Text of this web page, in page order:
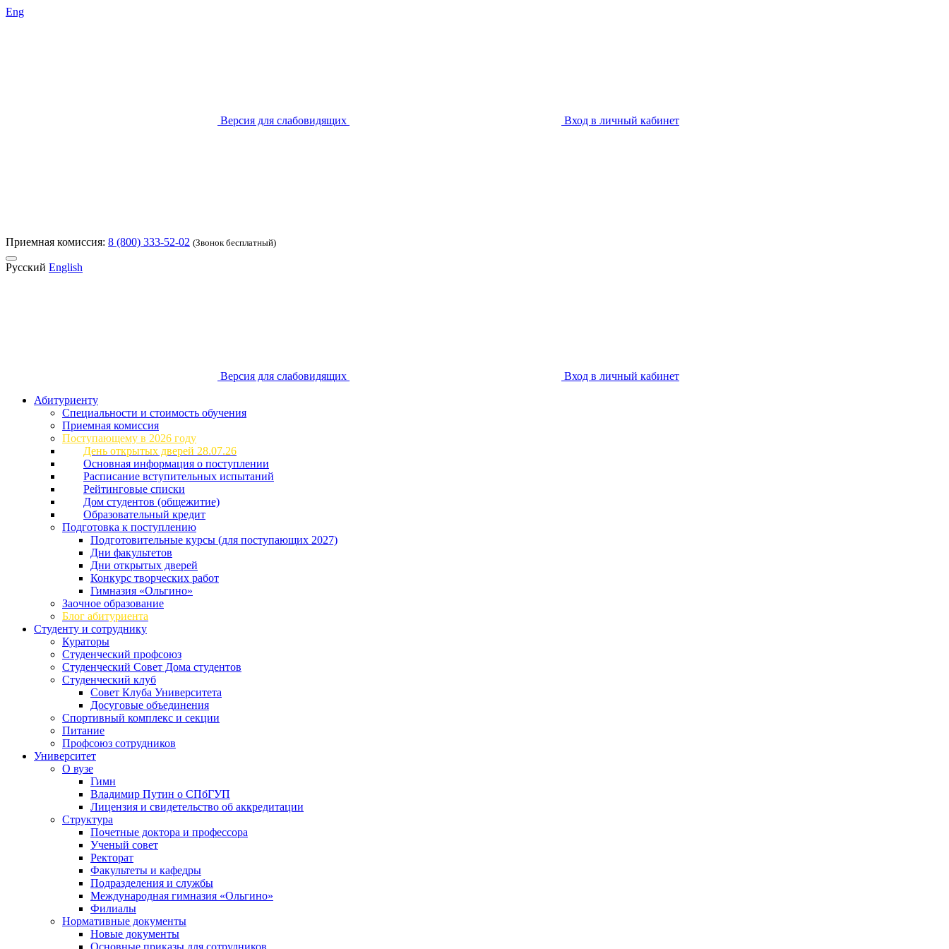
Eng
Версия для слабовидящих Вход в личный кабинет
Приемная комиссия: 8 (800) 333-52-02 (Звонок бесплатный)
Русский English
Версия для слабовидящих
Вход в личный кабинет
Абитуриенту
Специальности и стоимость обучения
Приемная комиссия
Поступающему в 2026 году
День открытых дверей 28.07.26
Основная информация о поступлении
Расписание вступительных испытаний
Рейтинговые списки
Дом студентов (общежитие)
Образовательный кредит
Подготовка к поступлению
Подготовительные курсы (для поступающих 2027)
Дни факультетов
Дни открытых дверей
Конкурс творческих работ
Гимназия «Ольгино»
Заочное образование
Блог абитуриента
Студенту и сотруднику
Кураторы
Студенческий профсоюз
Студенческий Совет Дома студентов
Студенческий клуб
Совет Клуба Университета
Досуговые объединения
Спортивный комплекс и секции
Питание
Профсоюз сотрудников
Университет
О вузе
Гимн
Владимир Путин о СПбГУП
Лицензия и свидетельство об аккредитации
Структура
Почетные доктора и профессора
Ученый совет
Ректорат
Факультеты и кафедры
Подразделения и службы
Международная гимназия «Ольгино»
Филиалы
Нормативные документы
Новые документы
Основные приказы для сотрудников